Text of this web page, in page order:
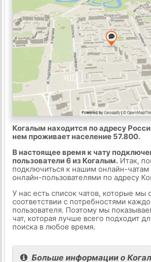
Когалым находится по адресу
нем проживает население 57.800.
В настоящее время к чату
пользователи 6 из Когалым.Итак,
подключиться к нашим онлайн-чатам
онлайн-пользователями по адресу
У нас есть список чатов, которые мы
соответствии с потребностями
пользователя. Поэтому мы
чат, которая лучше всего подходит
поиска в любое время.
Больше информации о